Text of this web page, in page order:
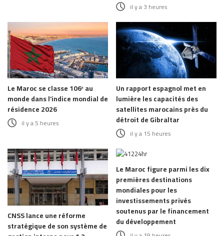
il y a 3 heures
Le Maroc se classe 106ᵉ au
monde dans l’indice mondial de
résidence 2026
il y a 5 heures
Un rapport espagnol met en
lumière les capacités des
satellites marocains près du
détroit de Gibraltar
il y a 15 heures
CNSS lance une réforme
stratégique de son système de
Le Maroc figure parmi les dix
premières destinations
mondiales pour les
investissements privés
soutenus par le financement
du développement